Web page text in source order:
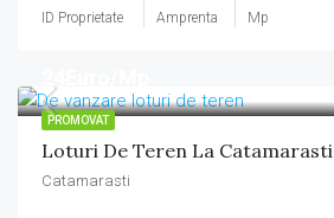
ID Proprietate Amprenta Mp
PROMOVAT
Loturi De Teren La Catamarasti
Catamarasti